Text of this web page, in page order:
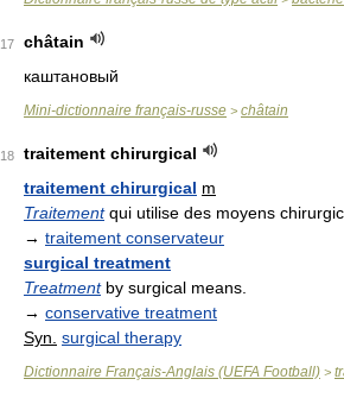
17
châtain
каштановый
Mini-dictionnaire français-russe > châtain
18
traitement chirurgical
traitement chirurgical m
Traitementqui utilise des moyens
→ traitement conservateur
surgical treatment
Treatmentby surgical means.
→ conservative treatment
Syn. surgical therapy
Dictionnaire Français-Anglais (UEFA Football) >